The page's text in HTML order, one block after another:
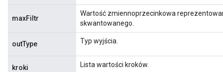
maxFiltr
Wartość zmiennoprzecinkowa
skwantowanego.
outType Typ wyjścia.
kroki Lista wartości kroków.